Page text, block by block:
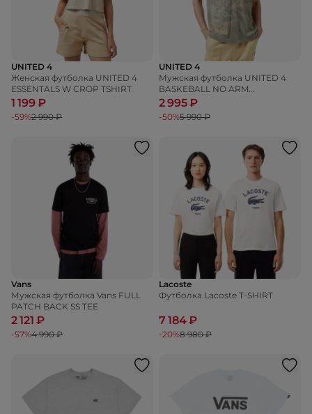
UNITED 4
Женская футболка UNITED 4
ESSENTALS W CROP TSHIRT
1 199 ₽
-59%2 990 ₽
UNITED 4
Мужская футболка UNITED 4
BASKEBALL NO ARM
SWEATSHIRT
2 995 ₽
-50%5 990 ₽
Vans
Мужская футболка Vans FULL
PATCH BACK SS TEE
2 121 ₽
-57%4 990 ₽
Lacoste
Футболка Lacoste T-SHIRT
7 184 ₽
-20%8 980 ₽